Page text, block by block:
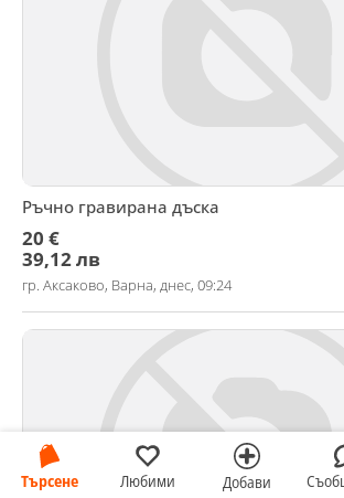
Търсене Любими Добави
Ръчно гравирана дъска
20 €
39,12 лв
гр. Аксаково, Варна, днес, 09:24